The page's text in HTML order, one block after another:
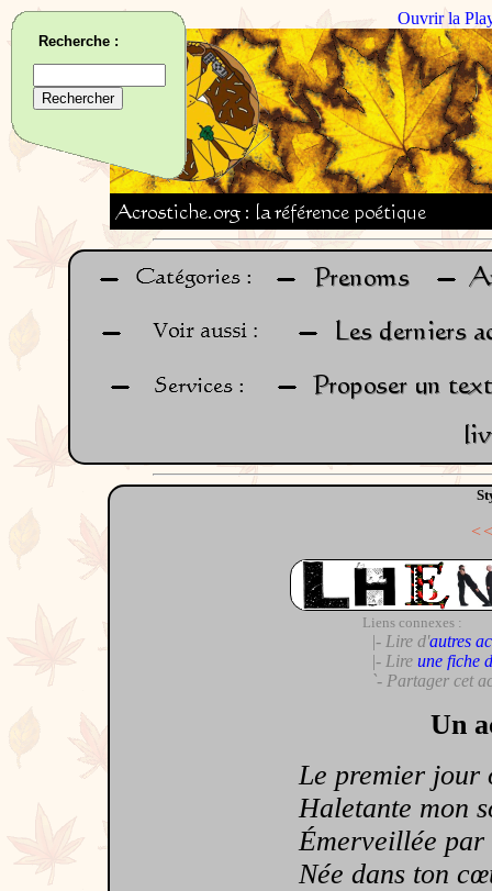
Ouvrir la
Liens connexes :
|- Lire d'autres
|- Lire une fiche
`- Partager cet
Un
Le premier jour
Haletante mon
Émerveillée par
Née dans ton
Recherche :